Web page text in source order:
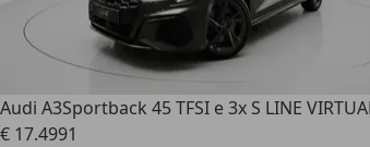
Audi A3Sportback 45 TFSI e 3x S LINE
€ 17.4991